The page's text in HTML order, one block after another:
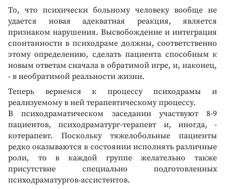
То, что психически больному человеку вообще не
удается новая адекватная реакция, является
признаком нарушения. Высвобождение и интеграция
спонтанности в психодраме должны, соответственно
этому определению, сделать пациента способным к
новым ответам сначала в обратимой игре, и, наконец,
- в необратимой реальности жизни.
Теперь вернемся к процессу психодрамы и
реализуемому в ней терапевтическому процессу.
В психодраматическом заседании участвуют 8-9
пациентов, психодраматург-терапевт и, иногда, -
котерапевт. Поскольку тяжелобольные пациенты
редко оказываются в состоянии исполнять различные
роли, то в каждой группе желательно также
присутствие специально подготовленных
психодраматургов-ассистентов.